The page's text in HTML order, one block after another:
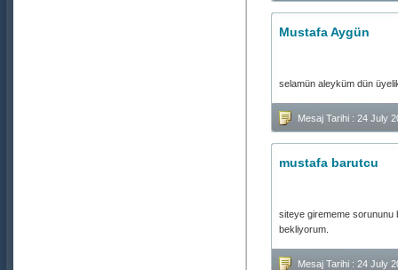
Mustafa Aygün
selamün aleyküm dün
Mesaj Tarihi : 24 July
mustafa barutcu
siteye girememe sorununu
bekliyorum.
Mesaj Tarihi : 24 July